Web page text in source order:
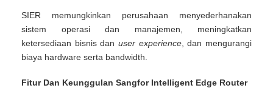
SIER memungkinkan perusahaan menyederhanakan
sistem operasi dan manajemen, meningkatkan
ketersediaan bisnis dan user experience, dan mengurangi
biaya hardware serta bandwidth.
Fitur Dan Keunggulan Sangfor Intelligent Edge Router